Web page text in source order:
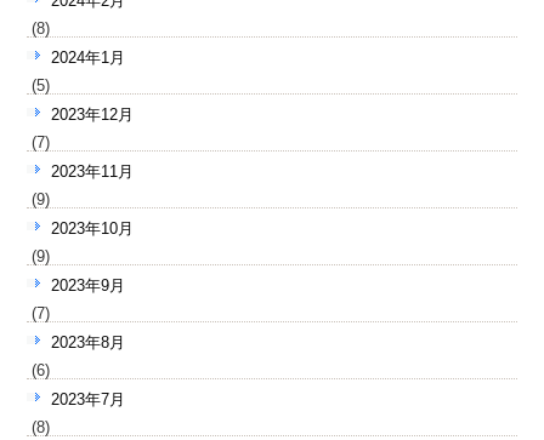
(8)
2024年1月
(5)
2023年12月
(7)
2023年11月
(9)
2023年10月
(9)
2023年9月
(7)
2023年8月
(6)
2023年7月
(8)